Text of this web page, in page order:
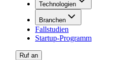
Technologien
Branchen
Fallstudien
Startup-Programm
Ruf an